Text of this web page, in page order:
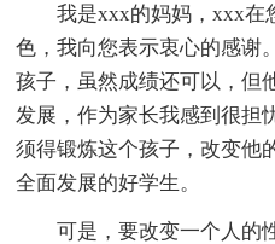
我是xxx的妈妈，xxx在
色，我向您表示衷心的感谢
孩子，虽然成绩还可以，但
发展，作为家长我感到很担
须得锻炼这个孩子，改变他
全面发展的好学生。
可是，要改变一个人的